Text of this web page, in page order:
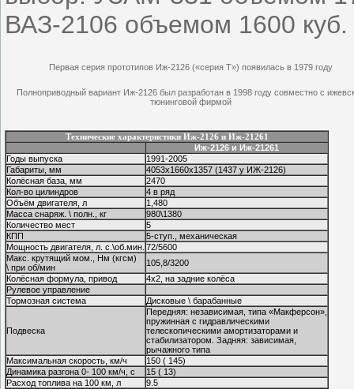
ВАЗ-2106 объемом 1600
Первая серия прототипов Иж-2126 («серия Т») появилась в 1979 году
Полноприводный вариант Иж-2126 был разработан в 1998 году совместно с
тюнинговой фирмой
Технические характеристики Иж-2126 и Иж-21261
Иж-2126 и Иж-21261
Годы выпуска
1991-2005
Габариты, мм
4053х1660х1357 (1437 у ИЖ-2126)
Колёсная база, мм
2470
Кол-во цилиндров
4 в ряд
Объём двигателя, л
1,480
Масса снаряж. \ полн., кг
980\1380
Количество мест
5
КПП
5-ступ., механическая
Мощность двигателя, л. с.\об.мин. 72/5600
Макс. крутящий мом., Нм (кгсм)
\ при об/мин
105,8/3200
Колёсная формула, привод
4x2, на задние колёса
Рулевое управление
Тормозная система
Дисковые \ барабанные
Подвеска
Передняя: независимая, типа «Макферсон»,
пружинная с гидравлическими
телескопическими амортизаторами и
стабилизатором. Задняя: зависимая,
рычажного типа
Максимальная скорость, км/ч
150 ( 145)
Динамика разгона 0- 100 км/ч, с
15 ( 13)
Расход топлива на 100 км, л
9.5